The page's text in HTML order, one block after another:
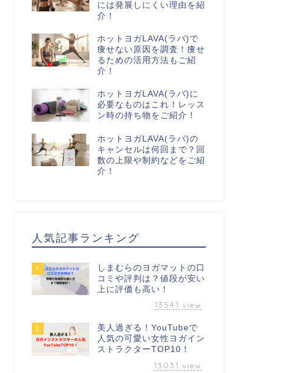
には発展しにくい理由を紹
介！
ホットヨガLAVA(ラバ)で
痩せない原因を調査！痩せ
るための活用方法もご紹
介！
ホットヨガLAVA(ラバ)に
必要なものはこれ！レッス
ン時の持ち物をご紹介！
ホットヨガLAVA(ラバ)の
キャンセルは何回まで？回
数の上限や制約などをご紹
介！
人気記事ランキング
1
しまむらのヨガマットの口
コミや評判は？値段が安い
上に評価も高い！
13541 view
2
美人過ぎる！YouTubeで
人気の可愛い女性ヨガイン
ストラクターTOP10！
13031 view